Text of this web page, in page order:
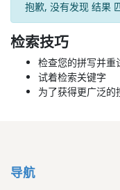
抱歉, 没有发现 结果
检索技巧
检查您的拼写并重
试着检索关键字
为了获得更广泛的
导航